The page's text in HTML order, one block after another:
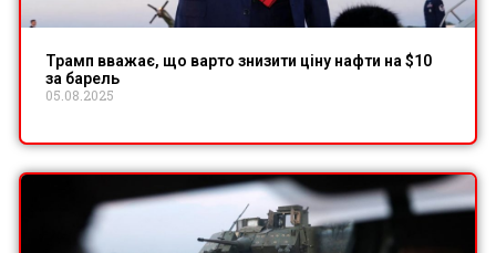
Трамп вважає, що варто знизити ціну нафти на $10
за барель
05.08.2025